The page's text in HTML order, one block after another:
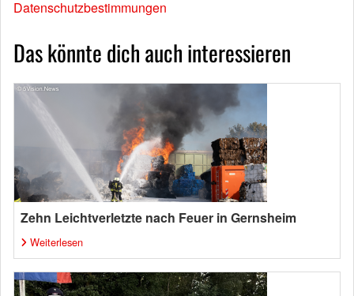
Datenschutzbestimmungen
Das könnte dich auch interessieren
Zehn Leichtverletzte nach Feuer in Gernsheim
Weiterlesen